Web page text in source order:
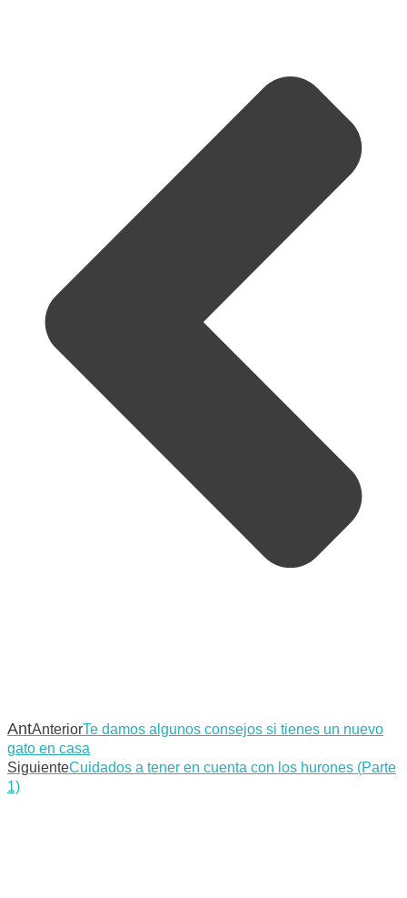
AntAnteriorTe damos algunos consejos si tienes un nuevo
gato en casa
SiguienteCuidados a tener en cuenta con los hurones (Parte
1)